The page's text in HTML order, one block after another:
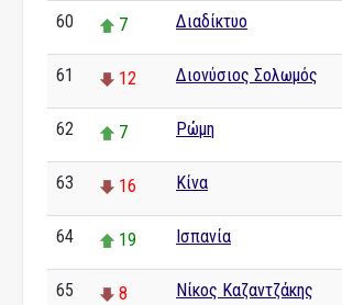
60 7 Διαδίκτυο
61 12 Διονύσιος Σολωμός
62 7 Ρώμη
63 16 Κίνα
64 19 Ισπανία
65 8 Νίκος Καζαντζάκης